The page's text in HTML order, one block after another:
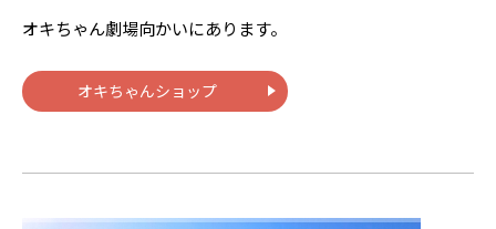
オキちゃん劇場向かいにあります。
オキちゃんショップ